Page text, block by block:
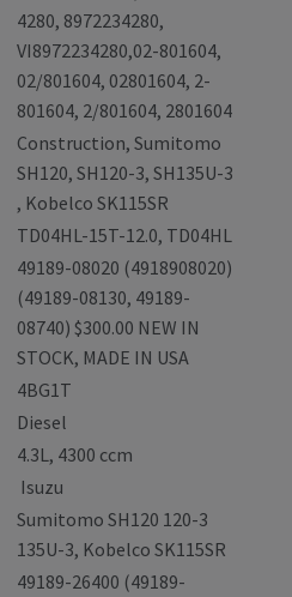
4280, 8972234280,
VI8972234280,02-801604,
02/801604, 02801604, 2-
801604, 2/801604, 2801604
Construction, Sumitomo
SH120, SH120-3, SH135U-3
, Kobelco SK115SR
TD04HL-15T-12.0, TD04HL
49189-08020 (4918908020)
(49189-08130, 49189-
08740) $300.00 NEW IN
STOCK, MADE IN USA
4BG1T
Diesel
4.3L, 4300 ccm
Isuzu
Sumitomo SH120 120-3
135U-3, Kobelco SK115SR
49189-26400 (49189-